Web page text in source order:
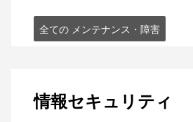
全ての メンテナンス・障害
情報セキュリティ